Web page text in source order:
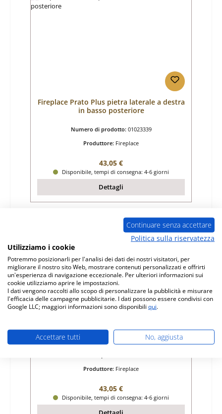
Fireplace Prato Plus pietra laterale a destra
in basso posteriore
Numero di prodotto: 01023339
Produttore: Fireplace
Prezzo normale:
43,05 €
Disponibile, tempi di consegna: 4-6 giorni
Dettagli
Fireplace Prato Plus pietra laterale a destra
Produttore: Fireplace
Prezzo normale:
43,05 €
Disponibile, tempi di consegna: 4-6 giorni
Continuare senza accettare
Politica sulla riservatezza
Utilizziamo i cookie
Potremmo posizionarli per l'analisi dei dati dei nostri visitatori, per
migliorare il nostro sito Web, mostrare contenuti personalizzati e offrirti
un'esperienza di navigazione eccezionale. Per ulteriori informazioni sui
cookie utilizziamo aprire le impostazioni.
I dati vengono raccolti allo scopo di personalizzare la pubblicità e misurare
l'efficacia delle campagne pubblicitarie. I dati possono essere condivisi con
Google LLC; maggiori informazioni sono disponibili qui.
Accettare tutti No, aggiusta